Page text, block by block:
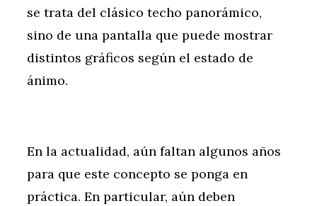
se trata del clásico techo panorámico,
sino de una pantalla que puede mostrar
distintos gráficos según el estado de
ánimo.
En la actualidad, aún faltan algunos años
para que este concepto se ponga en
práctica. En particular, aún deben